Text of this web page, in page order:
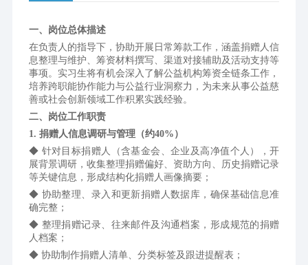
一、岗位总体描述
在负责人的指导下，协助开展日常筹款工作，涵盖捐赠人信
息整理与维护、筹资材料撰写、渠道对接辅助及活动支持等
事项。实习生将有机会深入了解公益机构筹资全链条工作，
培养跨职能协作能力与公益行业洞察力，为未来从事公益慈
善或社会创新领域工作积累实践经验。
二、岗位工作职责
1. 捐赠人信息调研与管理（约40%）
◆ 针对目标捐赠人（含基金会、企业及高净值个人），开
展背景调研，收集整理捐赠偏好、资助方向、历史捐赠记录
等关键信息，形成结构化捐赠人画像摘要；
◆ 协助整理、录入和更新捐赠人数据库，确保基础信息准
确完整；
◆ 整理捐赠记录、往来邮件及沟通档案，形成规范的捐赠
人档案；
◆ 协助制作捐赠人清单、分类标签及跟进提醒表；